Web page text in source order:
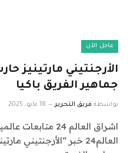
عاجل الآن
الأرجنتيني مارتينيز
جماهير الفريق باكيا
بواسطة فريق التحرير 18 مايو، 2025
اشراق العالم 24
العالم24 خبر